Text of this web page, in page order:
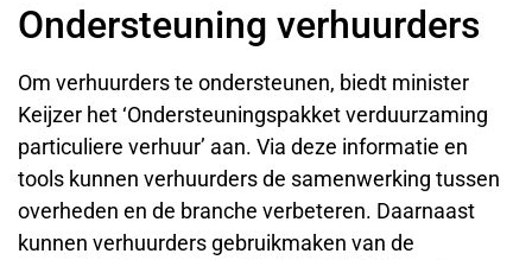
Ondersteuning verhuurders
Om verhuurders te ondersteunen, biedt minister
Keijzer het ‘Ondersteuningspakket verduurzaming
particuliere verhuur’ aan. Via deze informatie en
tools kunnen verhuurders de samenwerking tussen
overheden en de branche verbeteren. Daarnaast
kunnen verhuurders gebruikmaken van de